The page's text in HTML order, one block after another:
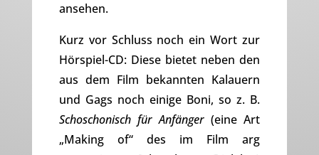
ansehen.
Kurz vor Schluss noch ein Wort zur
Hörspiel-CD: Diese bietet neben den
aus dem Film bekannten Kalauern
und Gags noch einige Boni, so z. B.
Schoschonisch für Anfänger(eine Art
„Making of“ des im Film arg